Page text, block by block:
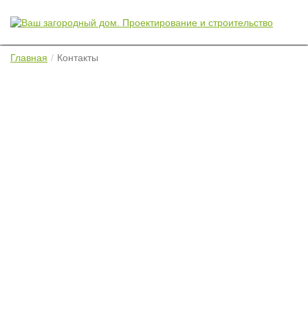
Главная Контакты